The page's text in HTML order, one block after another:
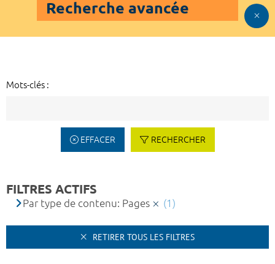
Recherche avancée
Mots-clés :
EFFACER RECHERCHER
FILTRES ACTIFS
Par type de contenu: Pages (1)
RETIRER TOUS LES FILTRES